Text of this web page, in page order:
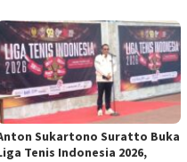
Sukartono Suratto Buka
Tenis Indonesia 2026,